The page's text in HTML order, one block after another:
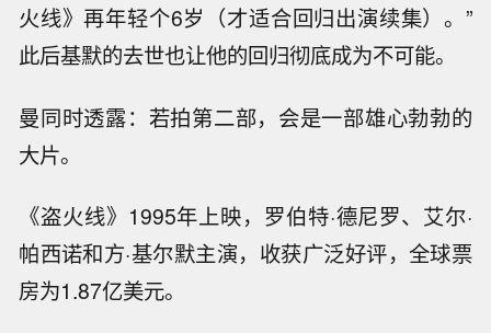
火线》再年轻个6岁（才适合回归出演续集）。”
此后基默的去世也让他的回归彻底成为不可能。
曼同时透露：若拍第二部，会是一部雄心勃勃的
大片。
《盗火线》1995年上映，罗伯特·德尼罗、艾尔·
帕西诺和方·基尔默主演，收获广泛好评，全球票
房为1.87亿美元。